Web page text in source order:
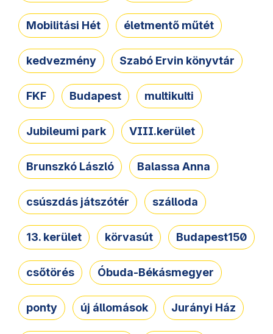
Mobilitási Hét életmentő műtét
kedvezmény Szabó Ervin könyvtár
FKF Budapest multikulti
Jubileumi park VIII.kerület
Brunszkó László Balassa Anna
csúszdás játszótér szálloda
13. kerület körvasút Budapest150
csőtörés Óbuda-Békásmegyer
ponty új állomások Jurányi Ház